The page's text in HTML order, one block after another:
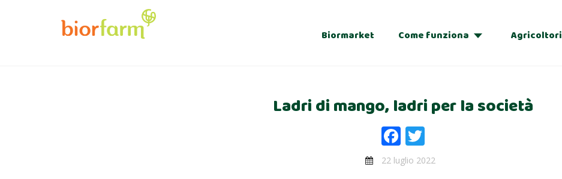
Biormarket Come funziona
Regalo
Agricoltori
Ladri di mango, ladri per la società
Facebook
22 luglio 2022